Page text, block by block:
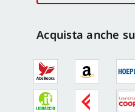
Acquista anche su